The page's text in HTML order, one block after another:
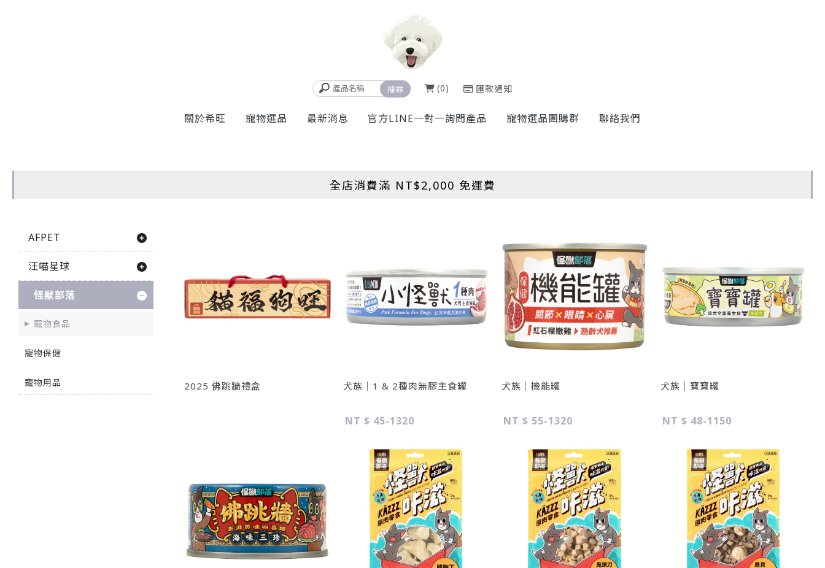
0 匯款通知
關於希旺 寵物選品 最新消息 官方LINE一對一詢問產品 寵物選品團購群 聯絡我們
AFPET
汪喵星球
怪獸部落
寵物食品
寵物保健
寵物用品 2025 佛跳牆禮盒 犬族｜1 & 2種肉無膠主食罐
NT $ 45-1320
犬族｜機能罐
NT $ 55-1320
犬族｜寶寶罐
NT $ 48-1150